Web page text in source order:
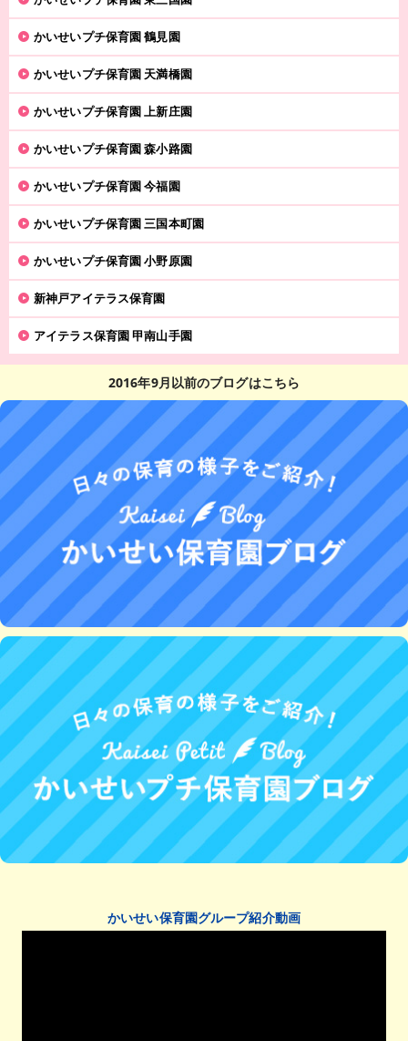
かいせいプチ保育園 鶴見園
かいせいプチ保育園 天満橋園
かいせいプチ保育園 上新庄園
かいせいプチ保育園 森小路園
かいせいプチ保育園 今福園
かいせいプチ保育園 三国本町園
かいせいプチ保育園 小野原園
新神戸アイテラス保育園
アイテラス保育園 甲南山手園
2016年9月以前のブログはこちら
かいせい保育園グループ紹介動画